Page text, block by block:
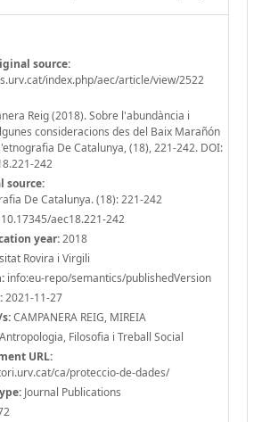
source:
index.php/aec/article/view/2522
Reig (2018). Sobre l'abundància i
consideracions des del Baix Marañón
De Catalunya, (18), 221-242. DOI:
242
source:
De Catalunya. (18): 221-242
10.17345/aec18.221-242
year:2018
Rovira i Virgili
info:eu-repo/semantics/publishedVersion
2021-11-27
CAMPANERA REIG, MIREIA
Antropologia, Filosofia i Treball Social
URL:
ca/proteccio-de-dades/
Journal Publications